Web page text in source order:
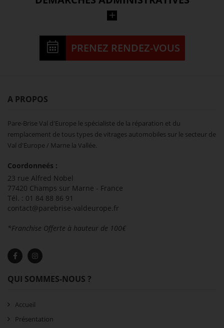
le remboursement de la prestation auprès
de votre assurance.
PRENEZ RENDEZ-VOUS
A PROPOS
Pare-Brise Val d'Europe le spécialiste de la réparation et du
remplacement de tous types de vitrages automobiles sur le secteur de
Val d'Europe / Marne la Vallée.
Coordonneés :
23 rue Alfred Nobel
77420 Champs sur Marne - France
Tél. : 01 84 88 86 91
contact@parebrise-valdeurope.fr
*Franchise Offerte à hauteur de 100€
QUI SOMMES-NOUS ?
Accueil
Présentation